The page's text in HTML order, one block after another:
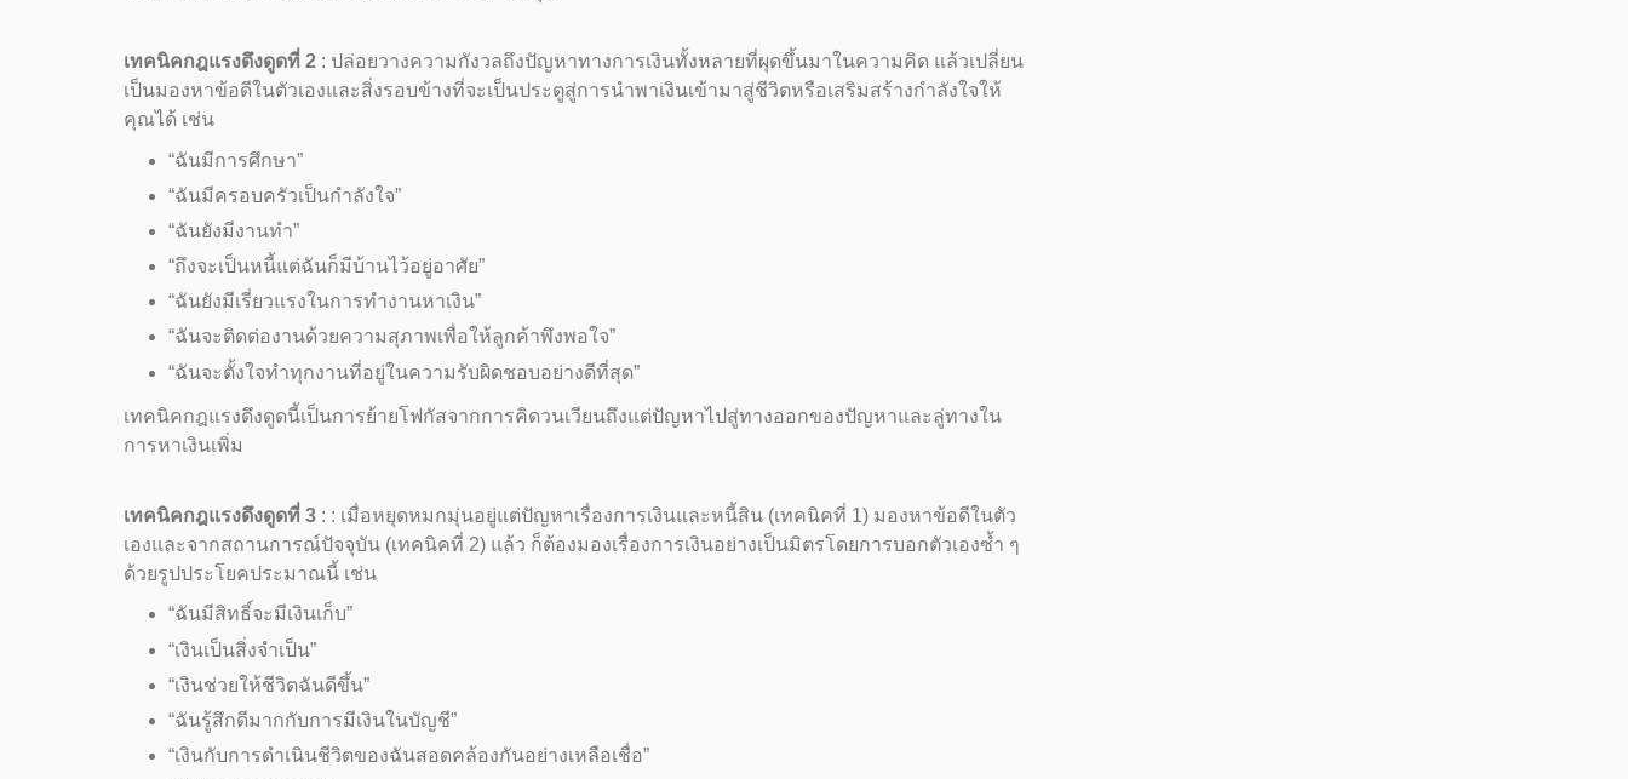
เทคนิคกฎแรงดึงดูดที่ 2 : ปล่อยวางความกังวลถึงปัญหาทางการเงินทั้งหลายที่ผุดขึ้นมาในความคิด แล้วเปลี่ยน
เป็นมองหาข้อดีในตัวเองและสิ่งรอบข้างที่จะเป็นประตูสู่การนำพาเงินเข้ามาสู่ชีวิตหรือเสริมสร้างกำลังใจให้
คุณได้ เช่น
“ฉันมีการศึกษา”
“ฉันมีครอบครัวเป็นกำลังใจ”
“ฉันยังมีงานทำ”
“ถึงจะเป็นหนี้แต่ฉันก็มีบ้านไว้อยู่อาศัย”
“ฉันยังมีเรี่ยวแรงในการทำงานหาเงิน”
“ฉันจะติดต่องานด้วยความสุภาพเพื่อให้ลูกค้าพึงพอใจ”
“ฉันจะตั้งใจทำทุกงานที่อยู่ในความรับผิดชอบอย่างดีที่สุด”
เทคนิคกฎแรงดึงดูดนี้เป็นการย้ายโฟกัสจากการคิดวนเวียนถึงแต่ปัญหาไปสู่ทางออกของปัญหาและลู่ทางใน
การหาเงินเพิ่ม
เทคนิคกฎแรงดึงดูดที่ 3 : : เมื่อหยุดหมกมุ่นอยู่แต่ปัญหาเรื่องการเงินและหนี้สิน (เทคนิคที่ 1) มองหาข้อดีในตัว
เองและจากสถานการณ์ปัจจุบัน (เทคนิคที่ 2) แล้ว ก็ต้องมองเรื่องการเงินอย่างเป็นมิตรโดยการบอกตัวเองซ้ำ ๆ
ด้วยรูปประโยคประมาณนี้ เช่น
“ฉันมีสิทธิ์จะมีเงินเก็บ”
“เงินเป็นสิ่งจำเป็น”
“เงินช่วยให้ชีวิตฉันดีขึ้น”
“ฉันรู้สึกดีมากกับการมีเงินในบัญชี”
“เงินกับการดำเนินชีวิตของฉันสอดคล้องกันอย่างเหลือเชื่อ”